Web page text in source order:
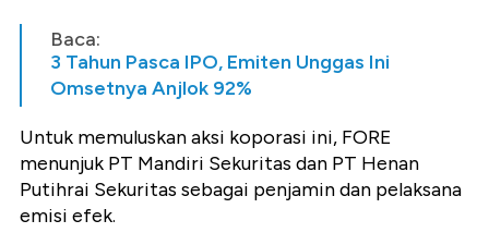
Baca:
3 Tahun Pasca IPO, Emiten Unggas Ini
Omsetnya Anjlok 92%
Untuk memuluskan aksi koporasi ini, FORE
menunjuk PT Mandiri Sekuritas dan PT Henan
Putihrai Sekuritas sebagai penjamin dan pelaksana
emisi efek.